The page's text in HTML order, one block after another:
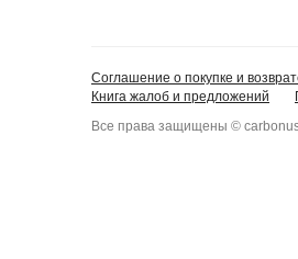
Соглашение о покупке и
Книга жалоб и предложений
Все права защищены ©